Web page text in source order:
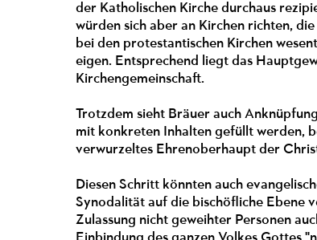
der Katholischen Kirche durchaus
würden sich aber an Kirchen richten,
bei den protestantischen Kirchen
eigen. Entsprechend liegt das
Kirchengemeinschaft.
Trotzdem sieht Bräuer auch
mit konkreten Inhalten gefüllt werden,
verwurzeltes Ehrenoberhaupt der
Diesen Schritt könnten auch
Synodalität auf die bischöfliche Ebene
Zulassung nicht geweihter Personen